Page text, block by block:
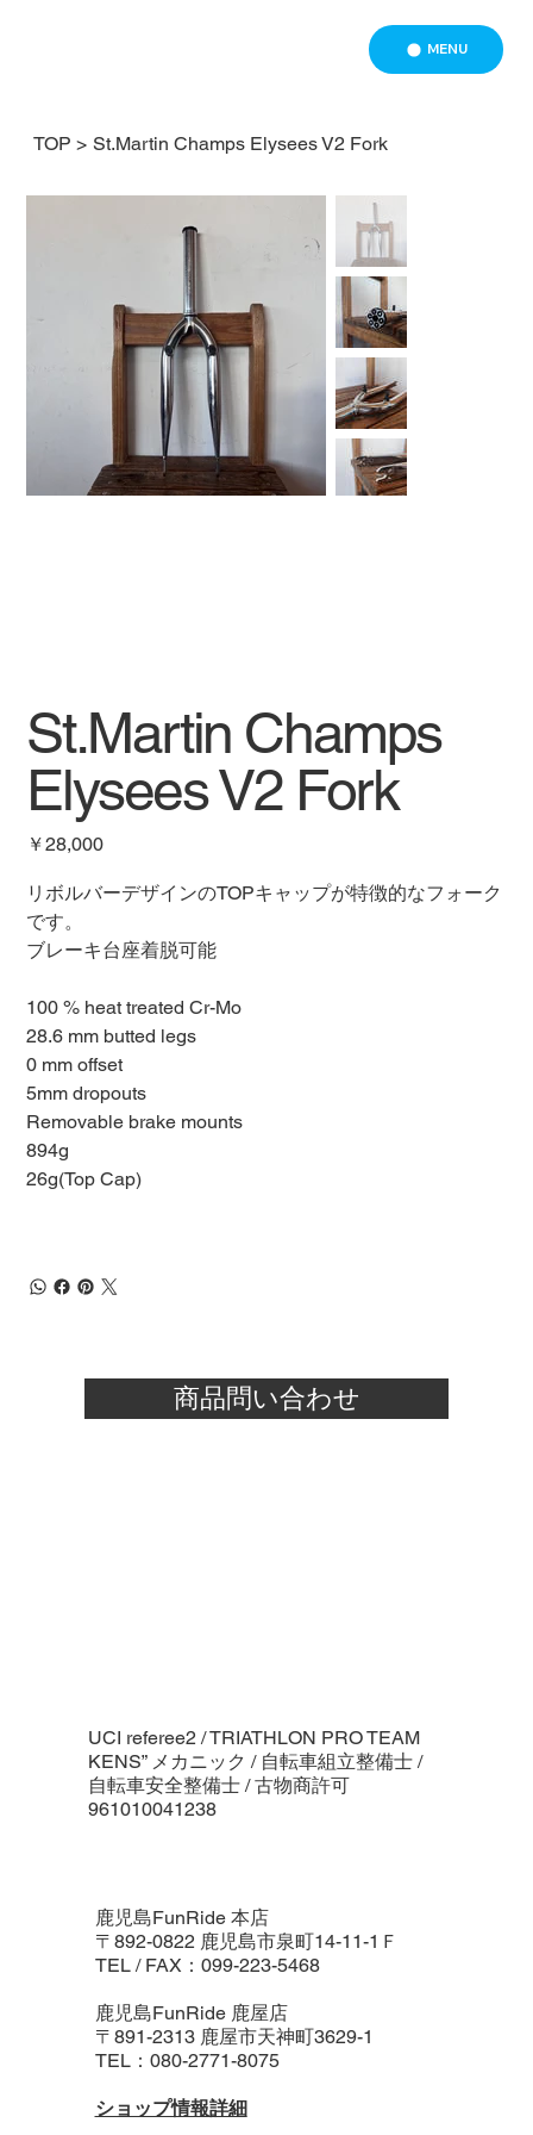
MENU
TOP > St.Martin Champs Elysees V2 Fork
St.Martin Champs
Elysees V2 Fork
価
￥28,000
リボルバーデザインのTOPキャップが特徴的なフォーク
です。
ブレーキ台座着脱可能
100 % heat treated Cr-Mo
28.6 mm butted legs
0 mm offset
5mm dropouts
Removable brake mounts
894g
26g(Top Cap)
商品問い合わせ
UCI referee2 / TRIATHLON PRO TEAM
KENS” メカニック / 自転車組立整備士 /
自転車安全整備士 / 古物商許可
961010041238
鹿児島FunRide 本店
〒892-0822 鹿児島市泉町14-11-1Ｆ
TEL / FAX：099-223-5468
鹿児島FunRide 鹿屋店
〒891-2313 鹿屋市天神町3629-1
TEL：080-2771-8075
​ショップ情報詳細